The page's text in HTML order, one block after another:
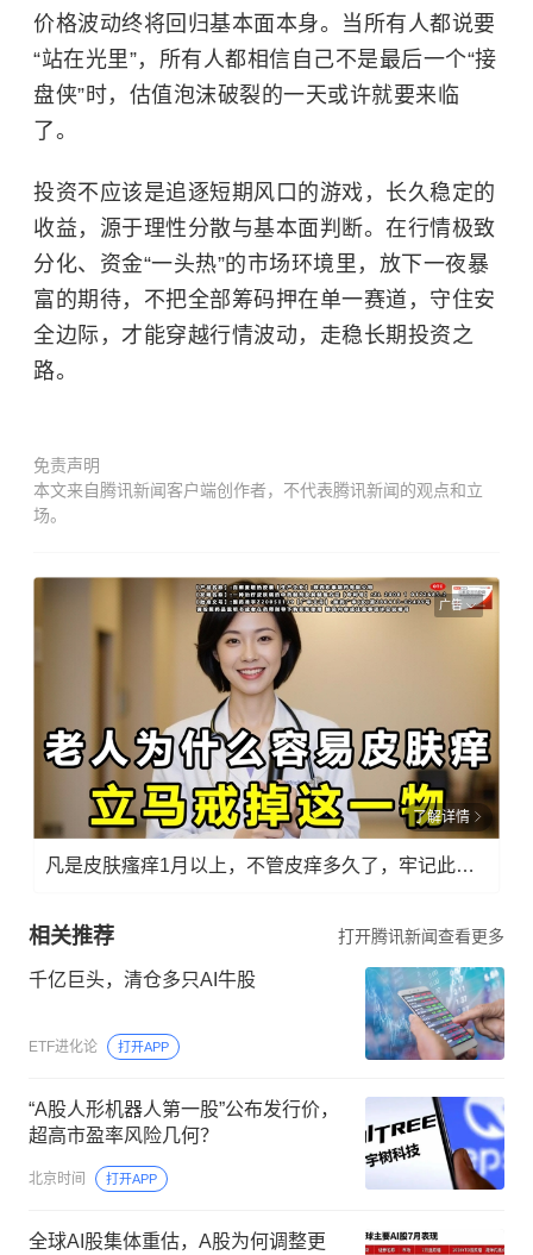
价格波动终将回归基本面本身。当所有人都说要
“站在光里”，所有人都相信自己不是最后一个“接
盘侠”时，估值泡沫破裂的一天或许就要来临
了。
投资不应该是追逐短期风口的游戏，长久稳定的
收益，源于理性分散与基本面判断。在行情极致
分化、资金“一头热”的市场环境里，放下一夜暴
富的期待，不把全部筹码押在单一赛道，守住安
全边际，才能穿越行情波动，走稳长期投资之
路。
免责声明
本文来自腾讯新闻客户端创作者，不代表腾讯新闻的观点和立
场。
广告
了解详情
凡是皮肤瘙痒1月以上，不管皮痒多久了，牢记此法，快！准！狠！
相关推荐 打开腾讯新闻查看更多
千亿巨头，清仓多只AI牛股
ETF进化论 打开APP
“A股人形机器人第一股”公布发行价，
超高市盈率风险几何？
北京时间 打开APP
全球AI股集体重估，A股为何调整更